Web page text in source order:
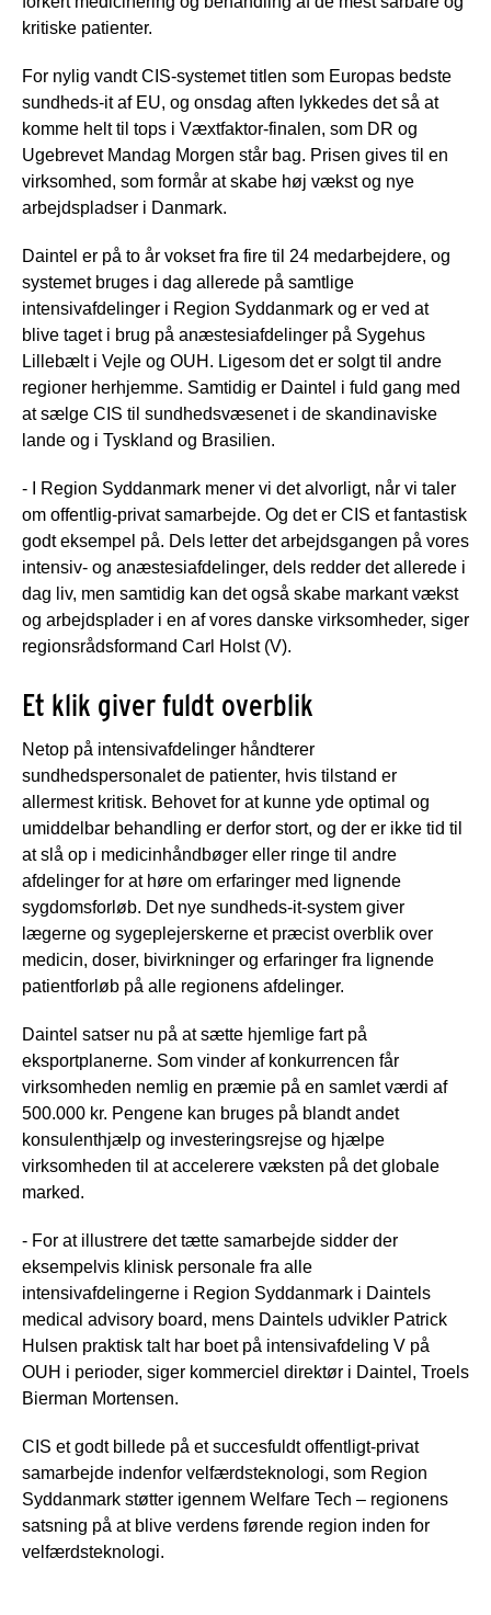
kritiske patienter.
For nylig vandt CIS-systemet titlen som Europas bedste
sundheds-it af EU, og onsdag aften lykkedes det så at
komme helt til tops i Væxtfaktor-finalen, som DR og
Ugebrevet Mandag Morgen står bag. Prisen gives til en
virksomhed, som formår at skabe høj vækst og nye
arbejdspladser i Danmark.
Daintel er på to år vokset fra fire til 24 medarbejdere, og
systemet bruges i dag allerede på samtlige
intensivafdelinger i Region Syddanmark og er ved at
blive taget i brug på anæstesiafdelinger på Sygehus
Lillebælt i Vejle og OUH. Ligesom det er solgt til andre
regioner herhjemme. Samtidig er Daintel i fuld gang med
at sælge CIS til sundhedsvæsenet i de skandinaviske
lande og i Tyskland og Brasilien.
- I Region Syddanmark mener vi det alvorligt, når vi taler
om offentlig-privat samarbejde. Og det er CIS et fantastisk
godt eksempel på. Dels letter det arbejdsgangen på vores
intensiv- og anæstesiafdelinger, dels redder det allerede i
dag liv, men samtidig kan det også skabe markant vækst
og arbejdsplader i en af vores danske virksomheder, siger
regionsrådsformand Carl Holst (V).
Et klik giver fuldt overblik
Netop på intensivafdelinger håndterer
sundhedspersonalet de patienter, hvis tilstand er
allermest kritisk. Behovet for at kunne yde optimal og
umiddelbar behandling er derfor stort, og der er ikke tid til
at slå op i medicinhåndbøger eller ringe til andre
afdelinger for at høre om erfaringer med lignende
sygdomsforløb. Det nye sundheds-it-system giver
lægerne og sygeplejerskerne et præcist overblik over
medicin, doser, bivirkninger og erfaringer fra lignende
patientforløb på alle regionens afdelinger.
Daintel satser nu på at sætte hjemlige fart på
eksportplanerne. Som vinder af konkurrencen får
virksomheden nemlig en præmie på en samlet værdi af
500.000 kr. Pengene kan bruges på blandt andet
konsulenthjælp og investeringsrejse og hjælpe
virksomheden til at accelerere væksten på det globale
marked.
- For at illustrere det tætte samarbejde sidder der
eksempelvis klinisk personale fra alle
intensivafdelingerne i Region Syddanmark i Daintels
medical advisory board, mens Daintels udvikler Patrick
Hulsen praktisk talt har boet på intensivafdeling V på
OUH i perioder, siger kommerciel direktør i Daintel, Troels
Bierman Mortensen.
CIS et godt billede på et succesfuldt offentligt-privat
samarbejde indenfor velfærdsteknologi, som Region
Syddanmark støtter igennem Welfare Tech – regionens
satsning på at blive verdens førende region inden for
velfærdsteknologi.